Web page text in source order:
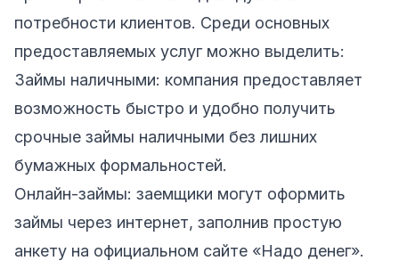
потребности клиентов. Среди основных
предоставляемых услуг можно выделить:
Займы наличными: компания предоставляет
возможность быстро и удобно получить
срочные займы наличными без лишних
бумажных формальностей.
Онлайн-займы: заемщики могут оформить
займы через интернет, заполнив простую
анкету на официальном сайте «Надо денег».